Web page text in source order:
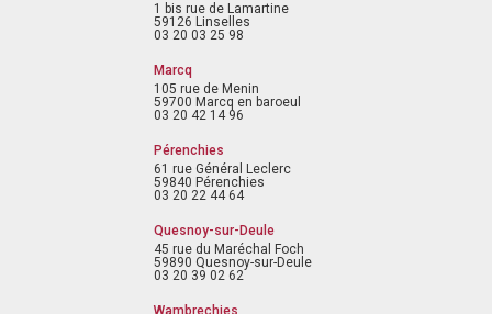
1 bis rue de Lamartine
59126 Linselles
03 20 03 25 98
Marcq
105 rue de Menin
59700 Marcq en baroeul
03 20 42 14 96
Pérenchies
61 rue Général Leclerc
59840 Pérenchies
03 20 22 44 64
Quesnoy-sur-Deule
45 rue du Maréchal Foch
59890 Quesnoy-sur-Deule
03 20 39 02 62